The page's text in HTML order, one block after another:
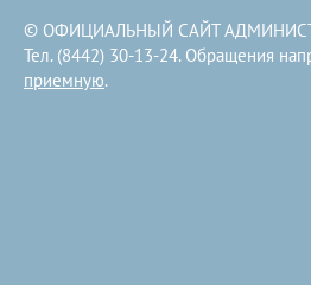
© ОФИЦИАЛЬНЫЙ САЙТ
Тел. (8442) 30-13-24. Обращения
приемную.